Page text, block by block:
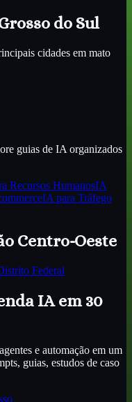
do Sul
cidades em mato
guias de IA organizados
Recursos HumanosIA
IA para Tráfego
Centro-Oeste
Federal
IA em 30
e automação em um
guias, estudos de caso